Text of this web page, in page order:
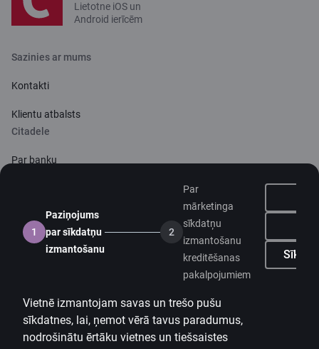
1
Paziņojums
par sīkdatņu
izmantošanu
2
Par
mārketinga
sīkdatņu
izmantošanu
kreditēšanas
pakalpojumiem
Vietnē izmantojam savas un trešo pušu
sīkdatnes, lai, ņemot vērā tavus paradumus,
nodrošinātu ērtāku vietnes un tiešsaistes
Lietotne iOS un
Android ierīcēm
Sazinies ar mums
Kontakti
Klientu atbalsts
Citadele
Par banku
Citadeles blogs
Sīkdatņu iestatījumi